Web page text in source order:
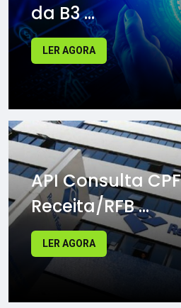
da B3 ...
LER AGORA
API Consulta
Receita/RFB ...
LER AGORA